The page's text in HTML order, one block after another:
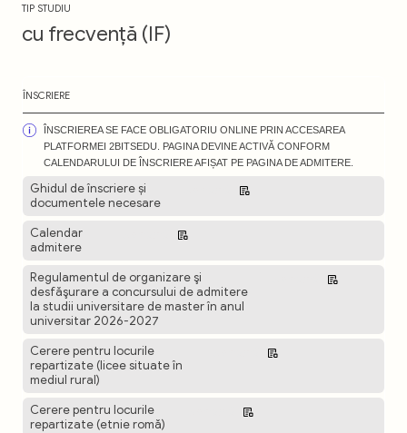
TIP STUDIU
cu frecvență (IF)
ÎNSCRIERE
ÎNSCRIEREA SE FACE OBLIGATORIU ONLINE PRIN ACCESAREA
PLATFORMEI 2BITSEDU. PAGINA DEVINE ACTIVĂ CONFORM
CALENDARULUI DE ÎNSCRIERE AFIȘAT PE PAGINA DE ADMITERE.
Ghidul de înscriere și
documentele necesare
Calendar
admitere
Regulamentul de organizare şi
desfăşurare a concursului de admitere
la studii universitare de master în anul
universitar 2026-2027
Cerere pentru locurile
repartizate (licee situate în
mediul rural)
Cerere pentru locurile
repartizate (etnie romă)